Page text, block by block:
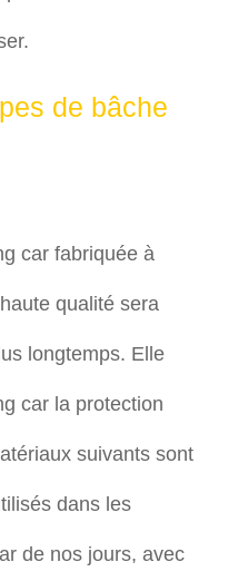
de bâche
car fabriquée à
qualité sera
longtemps. Elle
car la protection
suivants sont
dans les
de nos jours, avec